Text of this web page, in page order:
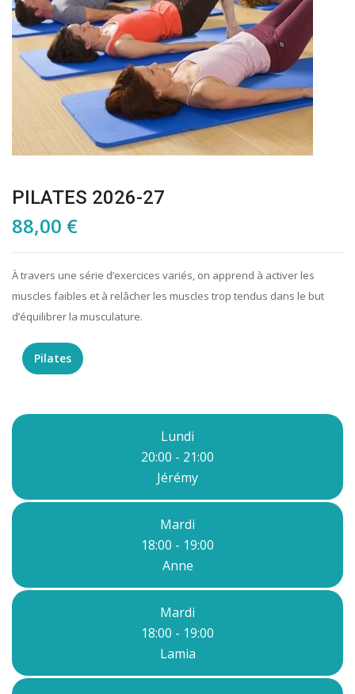
PILATES 2026-27
88,00 €
À travers une série d’exercices variés, on apprend à activer les
muscles faibles et à relâcher les muscles trop tendus dans le but
d’équilibrer la musculature.
Pilates
Lundi
20:00 - 21:00
Jérémy
Mardi
18:00 - 19:00
Anne
Mardi
18:00 - 19:00
Lamia